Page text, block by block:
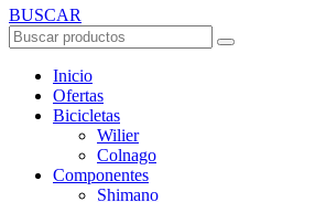
BUSCAR
Inicio
Ofertas
Bicicletas
Wilier
Colnago
Componentes
Shimano